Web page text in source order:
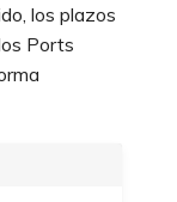
los plazos
Ports